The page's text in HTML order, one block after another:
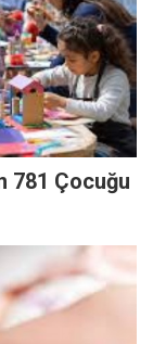
781 Çocuğu